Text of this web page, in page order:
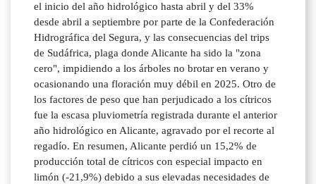
el inicio del año hidrológico hasta abril y del 33%
desde abril a septiembre por parte de la Confederación
Hidrográfica del Segura, y las consecuencias del trips
de Sudáfrica, plaga donde Alicante ha sido la "zona
cero", impidiendo a los árboles no brotar en verano y
ocasionando una floración muy débil en 2025. Otro de
los factores de peso que han perjudicado a los cítricos
fue la escasa pluviometría registrada durante el anterior
año hidrológico en Alicante, agravado por el recorte al
regadío. En resumen, Alicante perdió un 15,2% de
producción total de cítricos con especial impacto en
limón (-21,9%) debido a sus elevadas necesidades de